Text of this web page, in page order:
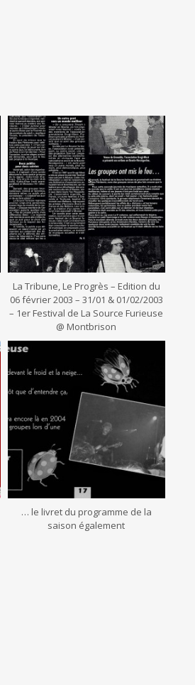
La Tribune, Le Progrès – Edition du
06 février 2003 – 31/01 & 01/02/2003
– 1er Festival de La Source Furieuse
@ Montbrison
… le livret du programme de la
saison également